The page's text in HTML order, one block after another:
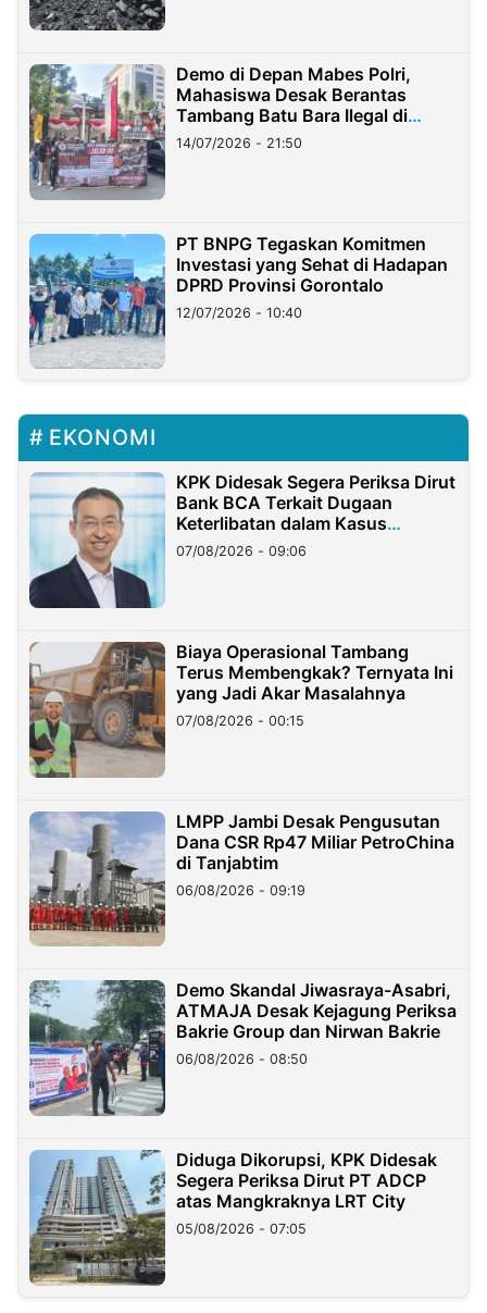
Demo di Depan Mabes Polri,
Mahasiswa Desak Berantas
Tambang Batu Bara Ilegal di
Lampung
14/07/2026 - 21:50
PT BNPG Tegaskan Komitmen
Investasi yang Sehat di Hadapan
DPRD Provinsi Gorontalo
12/07/2026 - 10:40
EKONOMI
KPK Didesak Segera Periksa Dirut
Bank BCA Terkait Dugaan
Keterlibatan dalam Kasus
Hilangnya Dana Nasabah Rp2,58
Miliar
07/08/2026 - 09:06
Biaya Operasional Tambang
Terus Membengkak? Ternyata Ini
yang Jadi Akar Masalahnya
07/08/2026 - 00:15
LMPP Jambi Desak Pengusutan
Dana CSR Rp47 Miliar PetroChina
di Tanjabtim
06/08/2026 - 09:19
Demo Skandal Jiwasraya-Asabri,
ATMAJA Desak Kejagung Periksa
Bakrie Group dan Nirwan Bakrie
06/08/2026 - 08:50
Diduga Dikorupsi, KPK Didesak
Segera Periksa Dirut PT ADCP
atas Mangkraknya LRT City
05/08/2026 - 07:05